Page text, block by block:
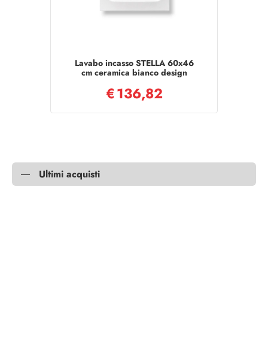
Lavabo incasso STELLA 60x46
cm ceramica bianco design
€136,82
Ultimi acquisti